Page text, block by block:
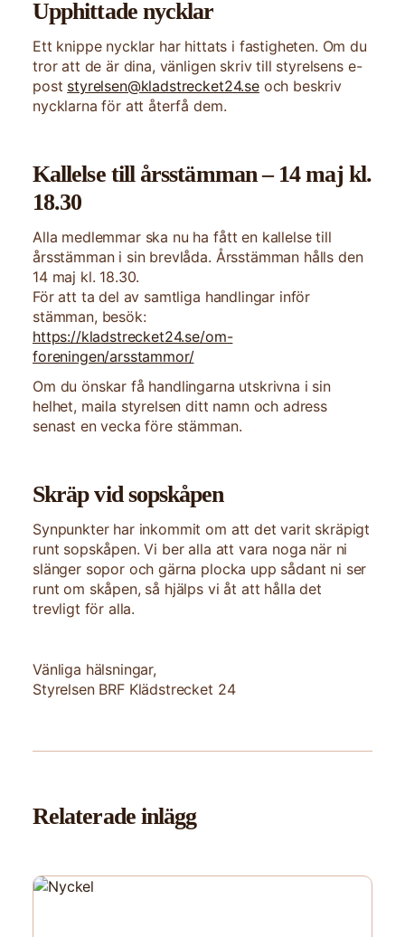
Upphittade nycklar
Ett knippe nycklar har hittats i fastigheten. Om du
tror att de är dina, vänligen skriv till styrelsens e-
post styrelsen@kladstrecket24.seoch beskriv
nycklarna för att återfå dem.
Kallelse till årsstämman – 14 maj kl.
18.30
Alla medlemmar ska nu ha fått en kallelse till
årsstämman i sin brevlåda. Årsstämman hålls den
14 maj kl. 18.30.
För att ta del av samtliga handlingar inför
stämman, besök:
https://kladstrecket24.se/om-
foreningen/arsstammor/
Om du önskar få handlingarna utskrivna i sin
helhet, maila styrelsen ditt namn och adress
senast en vecka före stämman.
Skräp vid sopskåpen
Synpunkter har inkommit om att det varit skräpigt
runt sopskåpen. Vi ber alla att vara noga när ni
slänger sopor och gärna plocka upp sådant ni ser
runt om skåpen, så hjälps vi åt att hålla det
trevligt för alla.
Vänliga hälsningar,
Styrelsen BRF Klädstrecket 24
Relaterade inlägg